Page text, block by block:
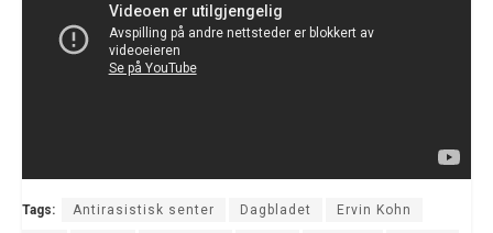
Tags: Antirasistisk senter Dagbladet Ervin Kohn